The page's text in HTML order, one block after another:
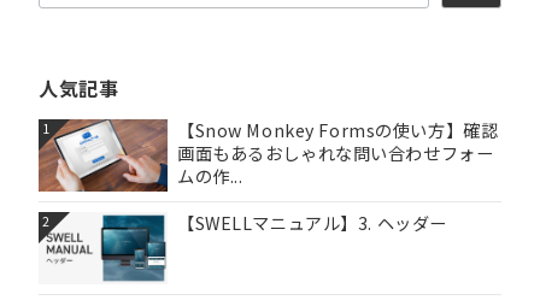
人気記事
1
【Snow Monkey Formsの使い方】確認
画面もあるおしゃれな問い合わせフォー
ムの作...
2 【SWELLマニュアル】3. ヘッダー